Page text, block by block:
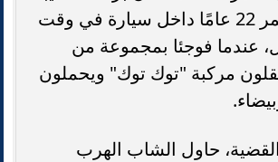
البالغة من العمر 22 عامًا داخل سيارة في وقت
عندما فوجئا بمجموعة من
مركبة "توك توك" ويحملون
حاول الشاب الهرب